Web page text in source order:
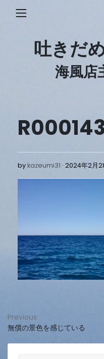
吐きだ
海風店
bykazeumi31 2024年2月
投
稿
Previous:
無償の景色を感じている